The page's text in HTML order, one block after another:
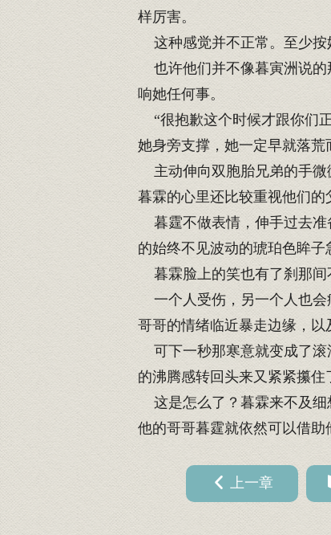
样厉害。
这种感觉并不正常。至少按
也许他们并不像暮寅洲说的
响她任何事。
“很抱歉这个时候才跟你们
她身旁支撑，她一定早就落荒
主动伸向双胞胎兄弟的手微
暮霖的心里还比较重视他们的
暮霆不做表情，伸手过去准
的始终不见波动的琥珀色眸子
暮霖脸上的笑也有了刹那间
一个人受伤，另一个人也会
哥哥的情绪临近暴走边缘，以
可下一秒那寒意就变成了滚
的沸腾感转回头来又紧紧攥住
这是怎么了？暮霖来不及细
他的哥哥暮霆就依然可以借助
上一章